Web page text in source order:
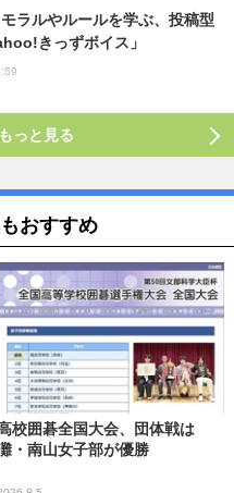
ラルやルールを学ぶ、投稿型
きっずボイス」
っと見る
おすすめ
校囲碁全国大会、団体戦は
・南山女子部が優勝